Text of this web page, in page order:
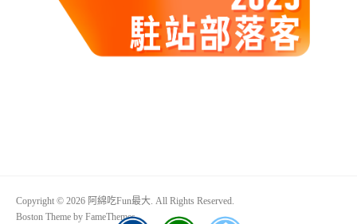
Copyright © 2026 阿綿吃Fun最大. All Rights Reserved.
Boston Theme by FameThemes